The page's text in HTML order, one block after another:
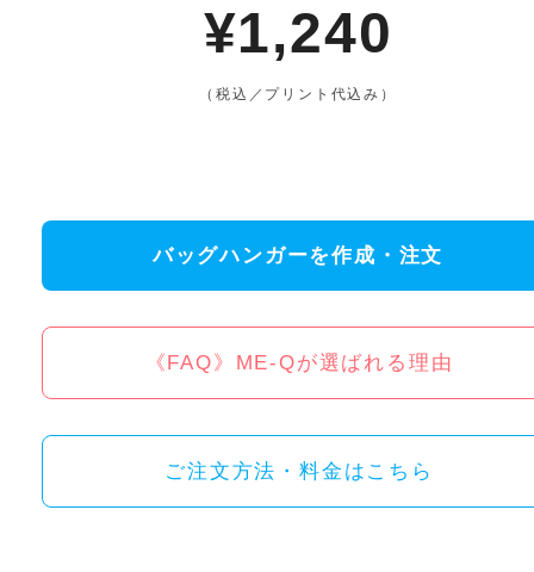
¥1,240
（税込／プリント代込み）
バッグハンガーを作成・注文
《FAQ》ME-Qが選ばれる理由
ご注文方法・料金はこちら